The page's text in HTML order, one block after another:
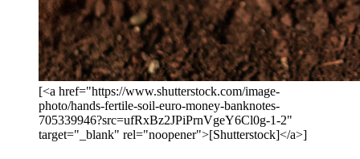
[<a href="https://www.shutterstock.com/image-
photo/hands-fertile-soil-euro-money-banknotes-
705339946?src=ufRxBz2JPiPrnVgeY6Cl0g-1-2"
target="_blank" rel="noopener">[Shutterstock]</a>]